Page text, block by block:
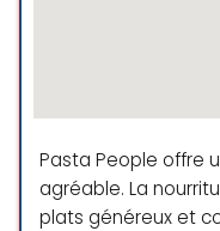
Service de
Spiritueux
Vin
very
Pasta People offre
agréable. La
plats généreux et